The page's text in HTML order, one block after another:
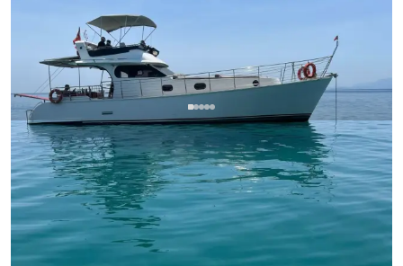
Antalya Merkez, Antalya Yeni tekne
Antalya Merkez'de 13 Metre Lüks Motoryat ile 12 Kişilik Özel
Deneyimler
Motoryat
Seyir 12 Kişi · 13.00m